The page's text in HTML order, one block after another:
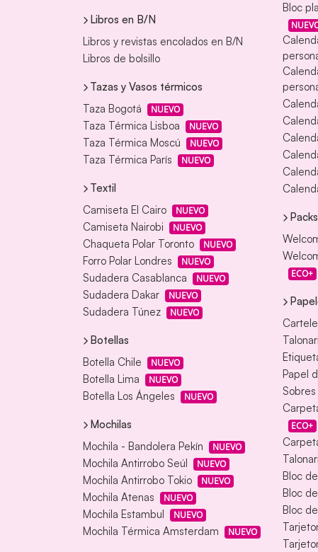
Libros en B/N
Libros y revistas encolados en B/N
Libros de bolsillo
Tazas y Vasos térmicos
Taza Bogotá
NUEVO
Taza Térmica Lisboa NUEVO
Taza Térmica Moscú NUEVO
Taza Térmica París NUEVO
Textil
Camiseta El Cairo
NUEVO
Camiseta Nairobi NUEVO
Chaqueta Polar Toronto NUEVO
Forro Polar Londres NUEVO
Sudadera Casablanca NUEVO
Sudadera Dakar NUEVO
Sudadera Túnez NUEVO
Botellas
Botella Chile
NUEVO
Botella Lima NUEVO
Botella Los Ángeles NUEVO
Mochilas
Mochila - Bandolera Pekín
NUEVO
Mochila Antirrobo Seúl NUEVO
Mochila Antirrobo Tokio NUEVO
Mochila Atenas NUEVO
Mochila Estambul NUEVO
Mochila Térmica Amsterdam NUEVO
Bloc
ECO+
Papel
Sobres
ECO+
Bloc
Bloc
Bloc